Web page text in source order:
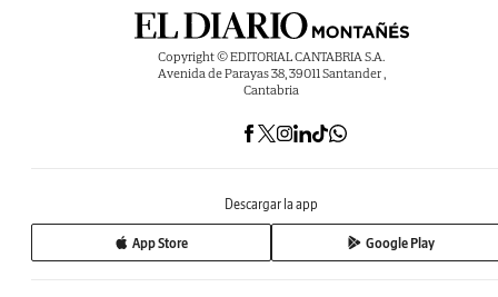
Copyright © EDITORIAL CANTABRIA S.A.
Avenida de Parayas 38, 39011 Santander ,
Cantabria
Descargar la app
App Store Google Play